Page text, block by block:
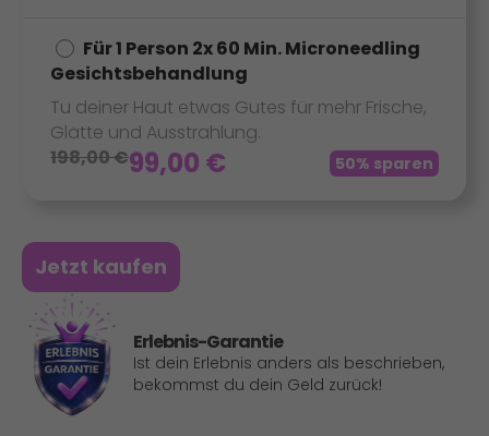
Für 1 Person 2x 60 Min. Microneedling
Gesichtsbehandlung
Tu deiner Haut etwas Gutes für mehr Frische,
Glätte und Ausstrahlung.
198,00€99,00 € 50% sparen
Jetzt kaufen
Erlebnis-Garantie
Ist dein Erlebnis anders als beschrieben,
bekommst du dein Geld zurück!